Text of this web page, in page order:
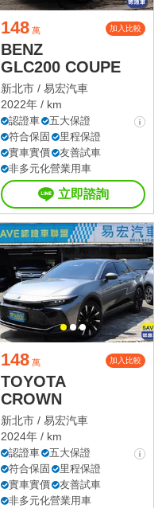
148 萬 加入比較
BENZ
GLC200 COUPE
新北市 / 易宏汽車
2022年 / km
認證車
五大保證
符合保固
里程保證
實車實價
友善試車
非多元化營業用車
立即諮詢
148 萬 加入比較
TOYOTA
CROWN
新北市 / 易宏汽車
2024年 / km
認證車
五大保證
符合保固
里程保證
實車實價
友善試車
非多元化營業用車